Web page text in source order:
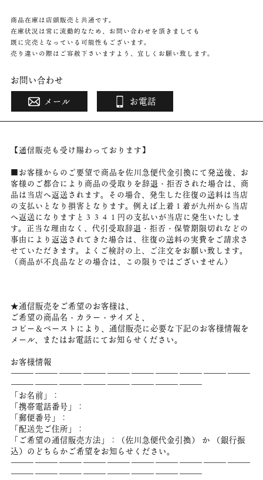
商品在庫は店頭販売と共通です。
在庫状況は常に流動的なため、お問い合わせを頂きましても
既に完売となっている可能性もございます。
売り違いの際はご容赦下さいますよう、宜しくお願い致します。
お問い合わせ
メール
お電話
【通信販売も受け賜わっております】
■お客様からのご要望で商品を佐川急便代金引換にて発送後、お
客様のご都合により商品の受取りを辞退・拒否された場合は、商
品は当店へ返送されます。その場合、発生した往復の送料は当店
の支払いとなり損害となります。例えば上着１着が九州から当店
へ返送になりますと３３４１円の支払いが当店に発生いたしま
す。正当な理由なく、代引受取辞退・拒否・保管期限切れなどの
事由により返送されてきた場合は、往復の送料の実費をご請求さ
せていただきます。よくご検討の上、ご注文をお願い致します。
（商品が不良品などの場合は、この限りではございません）
★通信販売をご希望のお客様は、
ご希望の商品名・カラー・サイズと、
コピー＆ペーストにより、通信販売に必要な下記のお客様情報を
メール、またはお電話にてお知らせください。
お客様情報
――――――――――――――――――――――――――――――
――――――――――――――――――――――――
「お名前」：
「携帯電話番号」：
「郵便番号」：
「配送先ご住所」：
「ご希望の通信販売方法」：（佐川急便代金引換） か （銀行振
込）のどちらかご希望をお知らせください。
――――――――――――――――――――――――――――――
――――――――――――――――――――――――